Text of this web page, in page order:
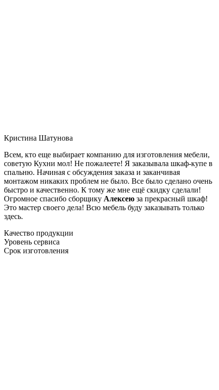
Кристина Шатунова
Всем, кто еще выбирает компанию для изготовления мебели,
советую Кухни мол! Не пожалеете! Я заказывала шкаф-купе в
спальню. Начиная с обсуждения заказа и заканчивая
монтажом никаких проблем не было. Все было сделано очень
быстро и качественно. К тому же мне ещё скидку сделали!
Огромное спасибо сборщику Алексею за прекрасный шкаф!
Это мастер своего дела! Всю мебель буду заказывать только
здесь.
Качество продукции
Уровень сервиса
Срок изготовления